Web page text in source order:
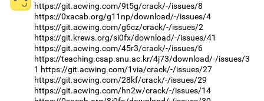
https://git.acwing.com/9t5g/crack/-/issues/8
https://0xacab.org/g11np/download/-/issues/4
https://git.acwing.com/g6cz/crack/-/issues/2
https://git.krews.org/si0fx/download/-/issues/41
https://git.acwing.com/45r3/crack/-/issues/6
https://teaching.csap.snu.ac.kr/4j73/download/-/issues/3
1 https://git.acwing.com/1via/crack/-/issues/27
https://git.acwing.com/28kf/crack/-/issues/29
https://git.acwing.com/hn2w/crack/-/issues/14